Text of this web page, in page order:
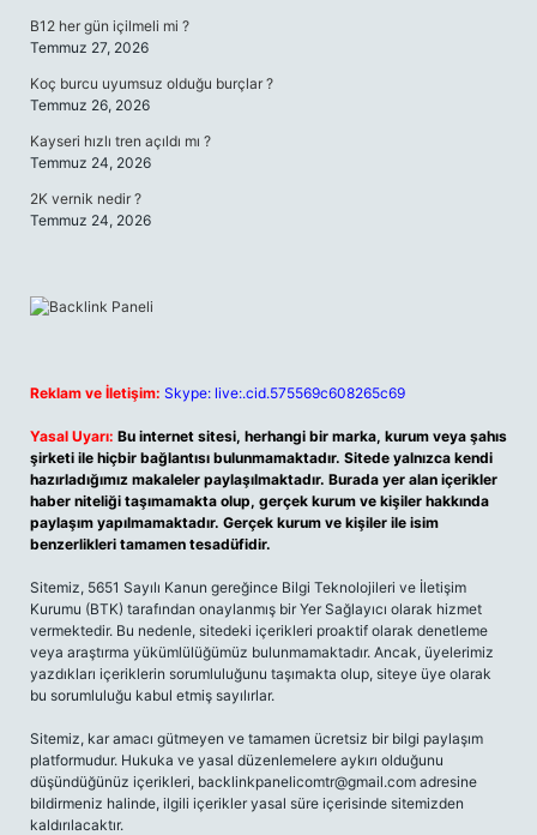
B12 her gün içilmeli mi ?
Temmuz 27, 2026
Koç burcu uyumsuz olduğu burçlar ?
Temmuz 26, 2026
Kayseri hızlı tren açıldı mı ?
Temmuz 24, 2026
2K vernik nedir ?
Temmuz 24, 2026
Reklam ve İletişim: Skype: live:.cid.575569c608265c69
Yasal Uyarı: Bu internet sitesi, herhangi bir marka, kurum veya şahıs
şirketi ile hiçbir bağlantısı bulunmamaktadır. Sitede yalnızca kendi
hazırladığımız makaleler paylaşılmaktadır. Burada yer alan içerikler
haber niteliği taşımamakta olup, gerçek kurum ve kişiler hakkında
paylaşım yapılmamaktadır. Gerçek kurum ve kişiler ile isim
benzerlikleri tamamen tesadüfidir.
Sitemiz, 5651 Sayılı Kanun gereğince Bilgi Teknolojileri ve İletişim
Kurumu (BTK) tarafından onaylanmış bir Yer Sağlayıcı olarak hizmet
vermektedir. Bu nedenle, sitedeki içerikleri proaktif olarak denetleme
veya araştırma yükümlülüğümüz bulunmamaktadır. Ancak, üyelerimiz
yazdıkları içeriklerin sorumluluğunu taşımakta olup, siteye üye olarak
bu sorumluluğu kabul etmiş sayılırlar.
Sitemiz, kar amacı gütmeyen ve tamamen ücretsiz bir bilgi paylaşım
platformudur. Hukuka ve yasal düzenlemelere aykırı olduğunu
düşündüğünüz içerikleri, backlinkpanelicomtr@gmail.com adresine
bildirmeniz halinde, ilgili içerikler yasal süre içerisinde sitemizden
kaldırılacaktır.